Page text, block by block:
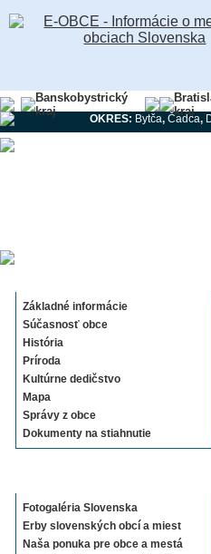
Banskobystrický
kraj
kraj
OKRES: Bytča, Čadca,
Základné informácie
Súčasnosť obce
História
Príroda
Kultúrne dedičstvo
Mapa
Správy z obce
Dokumenty na stiahnutie
Fotogaléria Slovenska
Erby slovenských obcí a miest
Naša ponuka pre obce a mestá